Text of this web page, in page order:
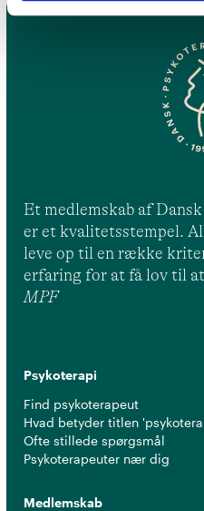
Et medlemskab af
er et kvalitetsstempel.
leve op til en række
erfaring for at få lov til
MPF
Psykoterapi
Find psykoterapeut
Hvad betyder titlen
Ofte stillede spørgsmål
Psykoterapeuter nær dig
Medlemskab